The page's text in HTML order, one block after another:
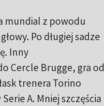
mundial z powodu
Po długiej sadze
Inny
Cercle Brugge, gra od
trenera Torino
A. Mniej szczęścia